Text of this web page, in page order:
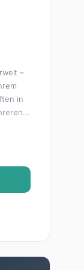
–
in
über
die
Sie
der